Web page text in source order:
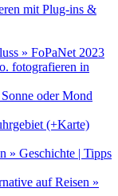
mit Plug-ins &
» FoPaNet 2023
fotografieren in
oder Mond
(+Karte)
» Geschichte | Tipps
auf Reisen »